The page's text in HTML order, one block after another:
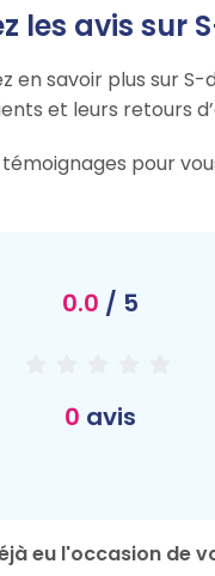
les avis sur
en savoir plus sur
et leurs retours
pour
0.0 / 5
0 avis
eu l'occasion de